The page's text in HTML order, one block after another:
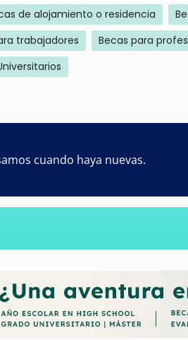
de alojamiento o residencia
trabajadores
Becas para
cuando haya nuevas.